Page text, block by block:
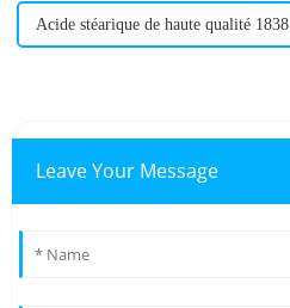
Acide stéarique de haute qualité 1838
Leave Your Message